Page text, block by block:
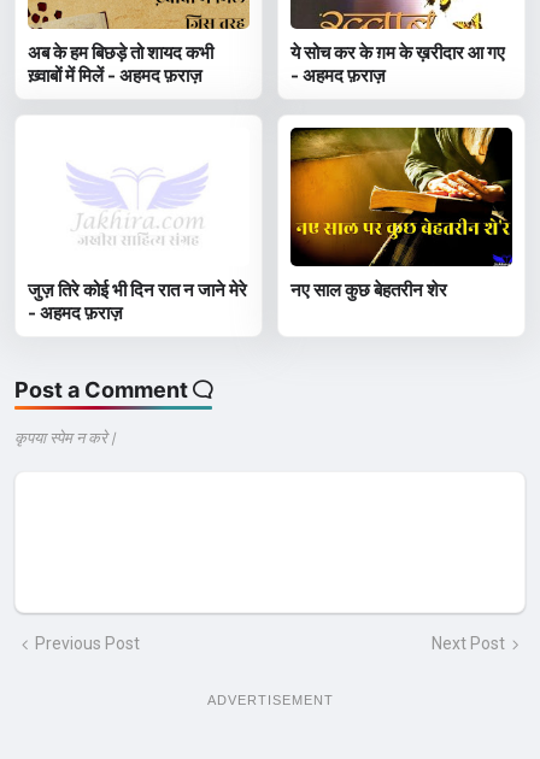
अब के हम बिछड़े तो शायद कभी
ख़्वाबों में मिलें - अहमद फ़राज़
ये सोच कर के ग़म के ख़रीदार आ गए
- अहमद फ़राज़
जुज़ तिरे कोई भी दिन रात न जाने मेरे
- अहमद फ़राज़
नए साल कुछ बेहतरीन शेर
Post a Comment
कृपया स्पेम न करे |
Previous Post Next Post
ADVERTISEMENT